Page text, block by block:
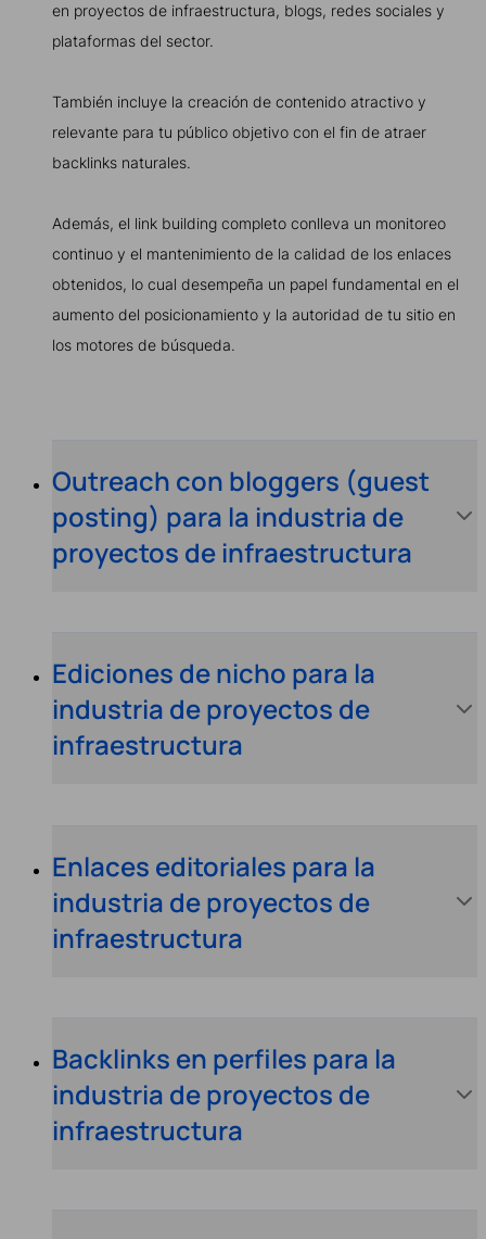
en proyectos de infraestructura, blogs, redes sociales y
plataformas del sector.
También incluye la creación de contenido atractivo y
relevante para tu público objetivo con el fin de atraer
backlinks naturales.
Además, el link building completo conlleva un monitoreo
continuo y el mantenimiento de la calidad de los enlaces
obtenidos, lo cual desempeña un papel fundamental en el
aumento del posicionamiento y la autoridad de tu sitio en
los motores de búsqueda.
Outreach con bloggers (guest
posting) para la industria de
proyectos de infraestructura
Ediciones de nicho para la
industria de proyectos de
infraestructura
Enlaces editoriales para la
industria de proyectos de
infraestructura
Backlinks en perfiles para la
industria de proyectos de
infraestructura